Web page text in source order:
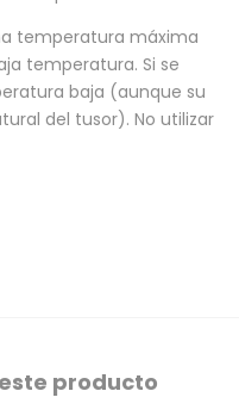
temperatura máxima
temperatura. Si se
baja (aunque su
del tusor). No utilizar
producto